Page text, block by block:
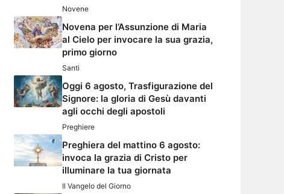
Novene
Novena per l’Assunzione di Maria
al Cielo per invocare la sua grazia,
primo giorno
Santi
Oggi 6 agosto, Trasfigurazione del
Signore: la gloria di Gesù davanti
agli occhi degli apostoli
Preghiere
Preghiera del mattino 6 agosto:
invoca la grazia di Cristo per
illuminare la tua giornata
Il Vangelo del Giorno